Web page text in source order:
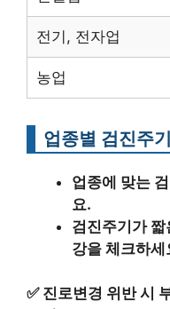
전기, 전자업
농업
업종별 검진주
업종에 맞는
요.
검진주기가
강을 체크하세
✅ 진로변경 위반 시